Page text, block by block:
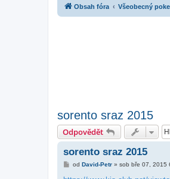
Obsah fóra Všeobecný
sorento sraz 2015
Odpovědět
sorento sraz 2015
Pod David-Petr» sob bře 07, 2015